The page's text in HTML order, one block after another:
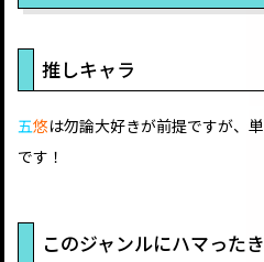
推しキャラ
五悠は勿論大好きが前提ですが、
です！
このジャンルにハマった